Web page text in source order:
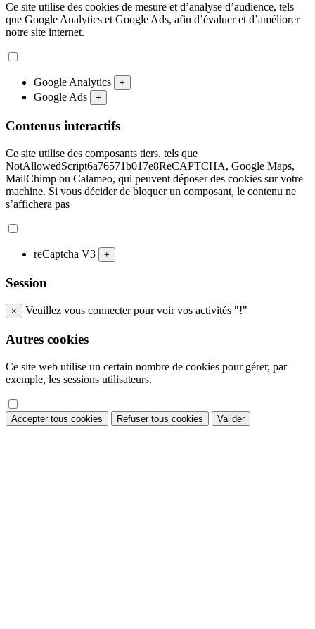
Ce site utilise des cookies de mesure et d’analyse d’audience, tels
que Google Analytics et Google Ads, afin d’évaluer et d’améliorer
notre site internet.
Google Analytics +
Google Ads +
Contenus interactifs
Ce site utilise des composants tiers, tels que
NotAllowedScript6a76571b017e8ReCAPTCHA, Google Maps,
MailChimp ou Calameo, qui peuvent déposer des cookies sur votre
machine. Si vous décider de bloquer un composant, le contenu ne
s’affichera pas
reCaptcha V3 +
Session
× Veuillez vous connecter pour voir vos activités "!"
Autres cookies
Ce site web utilise un certain nombre de cookies pour gérer, par
exemple, les sessions utilisateurs.
Accepter tous cookies Refuser tous cookies Valider